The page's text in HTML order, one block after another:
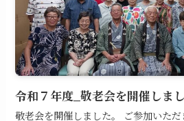
令和７年度_敬老会を開催しまし
敬老会を開催しました。 ご参加いた